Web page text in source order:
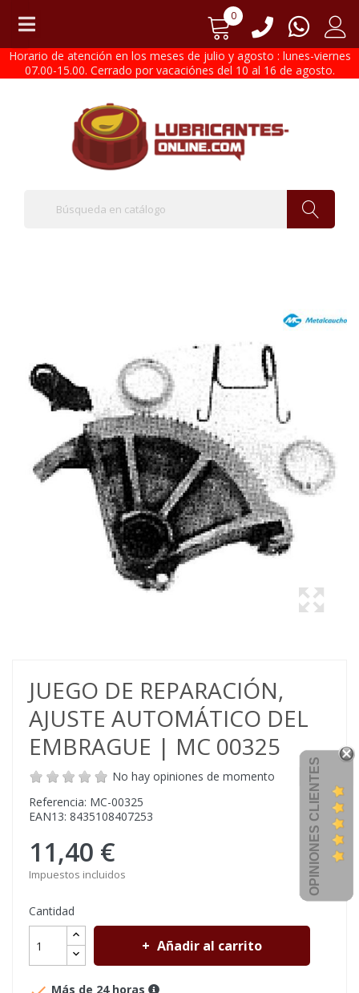
0
Horario de atención en los meses de julio y agosto : lunes-viernes
07.00-15.00. Cerrado por vacaciónes del 10 al 16 de agosto.
JUEGO DE REPARACIÓN,
AJUSTE AUTOMÁTICO DEL
EMBRAGUE | MC 00325
No hay opiniones de momento
Referencia: MC-00325
EAN13: 8435108407253
11,40 €
Impuestos incluidos
Cantidad
Añadir al carrito
Más de 24 horas
OPINIONES CLIENTES